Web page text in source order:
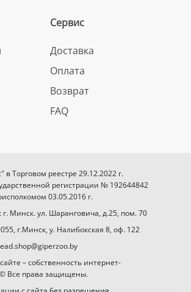
Сервис
Доставка
Оплата
Возврат
FAQ
Торговом реестре 29.12.2022 г.
регистрации № 192644842
03.05.2016 г.
Минск. ул. Шаранговича, д.25, пом. 70
г.Минск, у. Налибокская 8, оф. 122
– собственность интернет-
Все права защищены.